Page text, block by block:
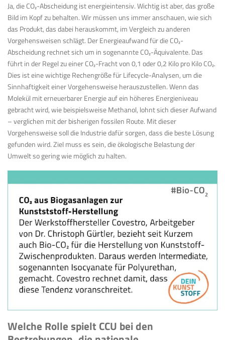
Ja, die CO₂-Abscheidung ist energieintensiv. Wichtig ist aber, das große
Bild im Kopf zu behalten. Wir müssen uns immer anschauen, wie sich
das Produkt, das dabei herauskommt, im Vergleich zu anderen
Vorgehensweisen schlägt. Der Energieaufwand für die CO₂-
Abscheidung rechnet sich um in sogenannte CO₂-Äquivalente. Das
führt in der Regel zu einer CO₂-Fracht von 0,1 oder 0,2 Kilo pro Kilo CO₂.
Dies ist eine wichtige Rechengröße für Lifecycle-Analysen, um die
Sinnhaftigkeit einer Vorgehensweise herauszustellen. Wenn das
Molekül mit erneuerbarer Energie auf ein höheres Energieniveau
gebracht wird, wie beispielsweise Methanol, lohnt sich dieser Aufwand
– verglichen mit der bisherigen fossilen Route. Mit dieser
Vorgehensweise soll die Industrie dafür sorgen, dass die beste Lösung
gefunden wird. Ziel muss es sein, die ökologische Belastung der
Umwelt so gering wie möglich zu halten.
Welche Rolle spielt CCU bei den